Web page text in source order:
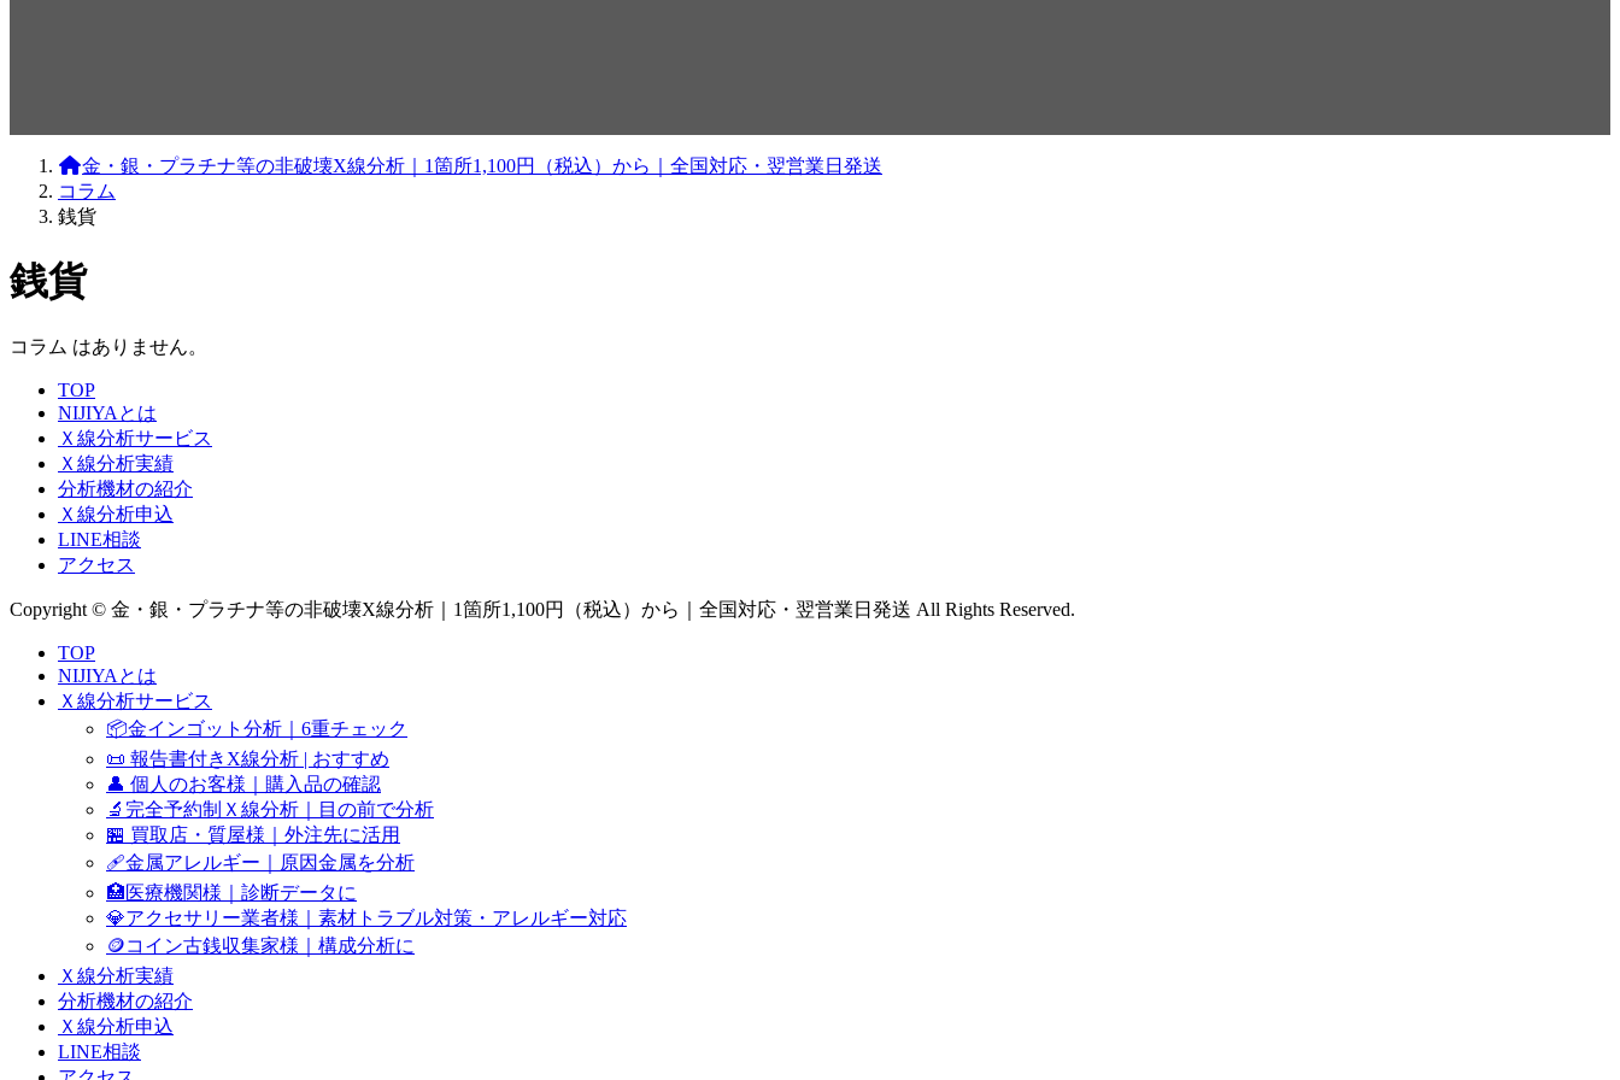
金・銀・プラチナ等の非破壊X線分析｜1箇所1,100円（税込）から｜全国対応・翌営業日発送
コラム
銭貨
銭貨
コラム はありません。
TOP
NIJIYAとは
Ｘ線分析サービス
Ｘ線分析実績
分析機材の紹介
Ｘ線分析申込
LINE相談
アクセス
Copyright © 金・銀・プラチナ等の非破壊X線分析｜1箇所1,100円（税込）から｜全国対応・翌営業日発送 All Rights Reserved.
TOP
NIJIYAとは
Ｘ線分析サービス
📦金インゴット分析｜6重チェック
📜 報告書付きX線分析 | おすすめ
👤 個人のお客様｜購入品の確認
🔬完全予約制Ｘ線分析｜目の前で分析
🏪 買取店・質屋様｜外注先に活用
🩹金属アレルギー｜原因金属を分析
🏥医療機関様｜診断データに
💎アクセサリー業者様｜素材トラブル対策・アレルギー対応
🪙コイン古銭収集家様｜構成分析に
Ｘ線分析実績
分析機材の紹介
Ｘ線分析申込
LINE相談